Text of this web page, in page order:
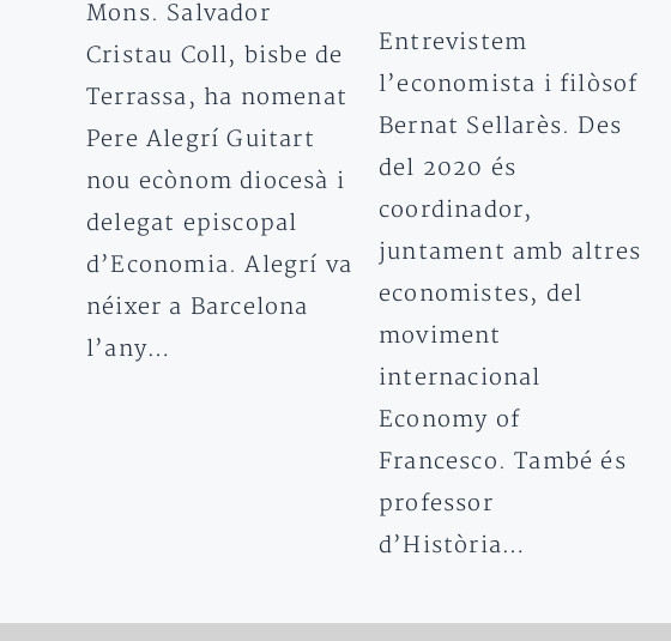
Mons. Salvador
Cristau Coll, bisbe de
Terrassa, ha nomenat
Pere Alegrí Guitart
nou ecònom diocesà i
delegat episcopal
d’Economia. Alegrí va
néixer a Barcelona
l’any…
Entrevistem
l’economista i filòsof
Bernat Sellarès. Des
del 2020 és
coordinador,
juntament amb altres
economistes, del
moviment
internacional
Economy of
Francesco. També és
professor
d’Història…